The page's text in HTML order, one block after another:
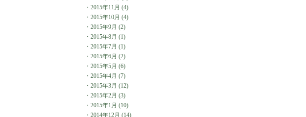
・ 2015年11月 (4)
・ 2015年10月 (4)
・ 2015年9月 (2)
・ 2015年8月 (1)
・ 2015年7月 (1)
・ 2015年6月 (2)
・ 2015年5月 (6)
・ 2015年4月 (7)
・ 2015年3月 (12)
・ 2015年2月 (3)
・ 2015年1月 (10)
・ 2014年12月 (14)